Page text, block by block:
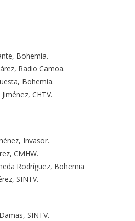
Bohemia.
Radio Camoa.
Bohemia.
CHTV.
Invasor.
CMHW.
Rodríguez, Bohemia
SINTV.
SINTV.